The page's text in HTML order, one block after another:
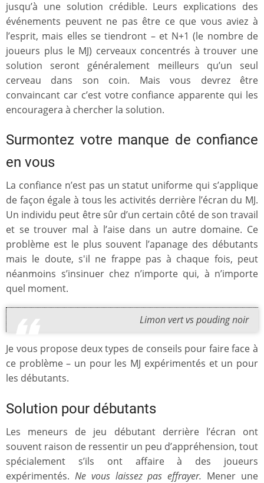
jusqu’à une solution crédible. Leurs explications des
événements peuvent ne pas être ce que vous aviez à
l’esprit, mais elles se tiendront – et N+1 (le nombre de
joueurs plus le MJ) cerveaux concentrés à trouver une
solution seront généralement meilleurs qu’un seul
cerveau dans son coin. Mais vous devrez être
convaincant car c’est votre confiance apparente qui les
encouragera à chercher la solution.
Surmontez votre manque de confiance
en vous
La confiance n’est pas un statut uniforme qui s’applique
de façon égale à tous les activités derrière l’écran du MJ.
Un individu peut être sûr d’un certain côté de son travail
et se trouver mal à l’aise dans un autre domaine. Ce
problème est le plus souvent l’apanage des débutants
mais le doute, s'il ne frappe pas à chaque fois, peut
néanmoins s’insinuer chez n’importe qui, à n’importe
quel moment.
Limon vert vs pouding noir
Je vous propose deux types de conseils pour faire face à
ce problème – un pour les MJ expérimentés et un pour
les débutants.
Solution pour débutants
Les meneurs de jeu débutant derrière l’écran ont
souvent raison de ressentir un peu d’appréhension, tout
spécialement s’ils ont affaire à des joueurs
expérimentés. Ne vous laissez pas effrayer. Mener une